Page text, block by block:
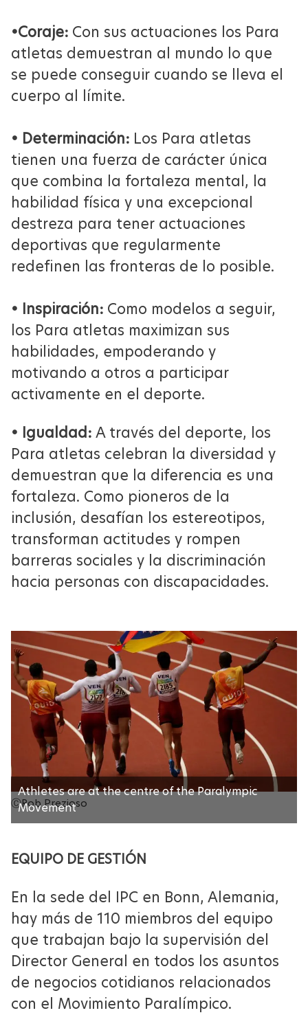
•Coraje: Con sus actuaciones los Para
atletas demuestran al mundo lo que
se puede conseguir cuando se lleva el
cuerpo al límite.
• Determinación: Los Para atletas
tienen una fuerza de carácter única
que combina la fortaleza mental, la
habilidad física y una excepcional
destreza para tener actuaciones
deportivas que regularmente
redefinen las fronteras de lo posible.
• Inspiración: Como modelos a seguir,
los Para atletas maximizan sus
habilidades, empoderando y
motivando a otros a participar
activamente en el deporte.
• Igualdad: A través del deporte, los
Para atletas celebran la diversidad y
demuestran que la diferencia es una
fortaleza. Como pioneros de la
inclusión, desafían los estereotipos,
transforman actitudes y rompen
barreras sociales y la discriminación
hacia personas con discapacidades.
ⒸRob Prezioso
Athletes are at the centre of the Paralympic
Movement
EQUIPO DE GESTIÓN
En la sede del IPC en Bonn, Alemania,
hay más de 110 miembros del equipo
que trabajan bajo la supervisión del
Director General en todos los asuntos
de negocios cotidianos relacionados
con el Movimiento Paralímpico.